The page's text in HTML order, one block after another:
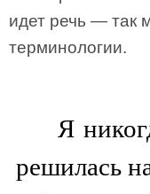
идет речь — так
терминологии.
Я
решилась